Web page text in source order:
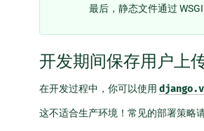
最后，静态文件通过
开发期间保存用户上
在开发过程中，你可以使用
这不适合生产环境！常见的部署策略